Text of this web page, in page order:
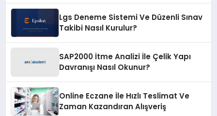
Lgs Deneme Sistemi Ve Düzenli Sınav
Takibi Nasıl Kurulur?
SAP2000 İtme Analizi İle Çelik Yapı
Davranışı Nasıl Okunur?
Online Eczane İle Hızlı Teslimat Ve
Zaman Kazandıran Alışveriş